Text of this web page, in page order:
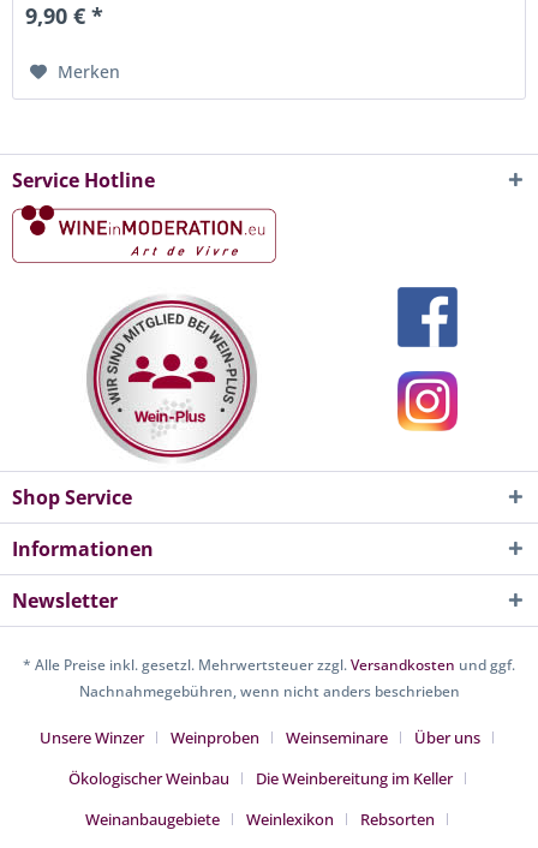
9,90 € *
Merken
Service Hotline
Shop Service
Informationen
Newsletter
* Alle Preise inkl. gesetzl. Mehrwertsteuer zzgl.Versandkosten und ggf.
Nachnahmegebühren, wenn nicht anders beschrieben
Unsere Winzer Weinproben Weinseminare
Über uns
Ökologischer Weinbau
Die Weinbereitung im Keller
Weinanbaugebiete
Weinlexikon Rebsorten